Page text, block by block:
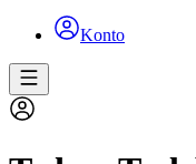
Konto